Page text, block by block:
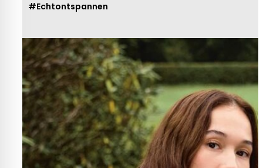
#Echtontspannen